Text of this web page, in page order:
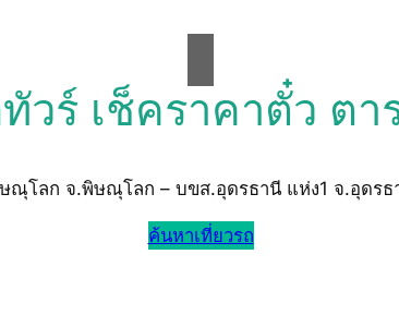
วร์ เช็คราคาตั๋ว ตา
ณุโลก จ.พิษณุโลก – บขส.อุดรธานี แห่ง1 จ.อุดรธ
ค้นหาเที่ยวรถ